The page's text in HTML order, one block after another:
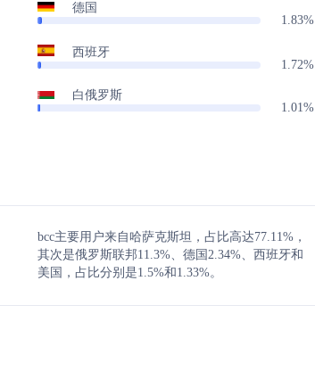
德国
1.83%
西班牙
1.72%
白俄罗斯
1.01%
bcc主要用户来自哈萨克斯坦，占比高达77.11%，
其次是俄罗斯联邦11.3%、德国2.34%、西班牙和
美国，占比分别是1.5%和1.33%。